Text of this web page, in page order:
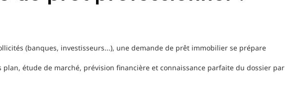
(banques, investisseurs...), une demande de prêt immobilier se prépare
plan, étude de marché, prévision financière et connaissance parfaite du dossier par